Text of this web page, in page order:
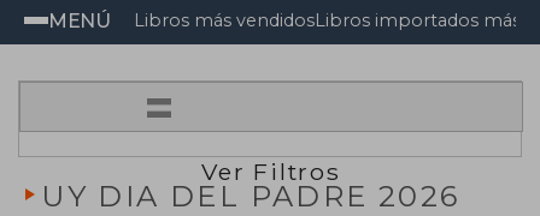
MENÚ Libros más vendidosLibros importados más
=
Ver Filtros
UY DIA DEL PADRE 2026